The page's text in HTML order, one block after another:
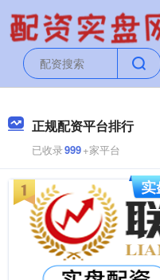
正规配资平台排行
已收录999+家平台